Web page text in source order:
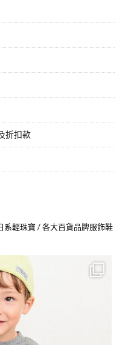
折扣款
系輕珠寶 / 各大百貨品牌服飾鞋